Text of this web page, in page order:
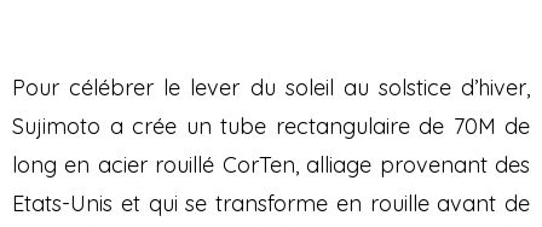
Pour célébrer le lever du soleil au solstice d’hiver,
Sujimoto a crée un tube rectangulaire de 70M de
long en acier rouillé CorTen, alliage provenant des
Etats-Unis et qui se transforme en rouille avant de